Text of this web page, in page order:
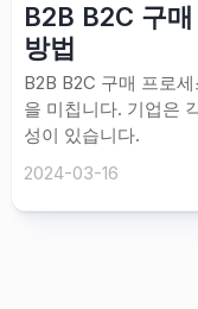
B2B B2C 구
방법
B2B B2C 구매 프로
을 미칩니다. 기업은
성이 있습니다.
2024-03-16